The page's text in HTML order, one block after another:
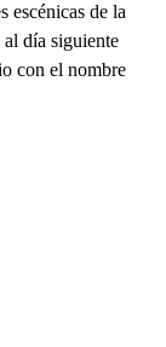
escénicas de la
día siguiente
con el nombre